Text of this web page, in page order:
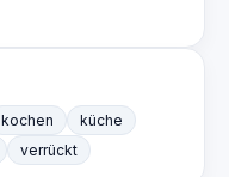
kochen
küche
verrückt